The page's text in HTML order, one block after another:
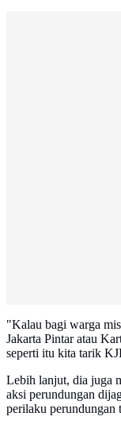
"Kalau bagi warga
Jakarta Pintar atau
seperti itu kita tarik
Lebih lanjut, dia juga
aksi perundungan
perilaku perundungan